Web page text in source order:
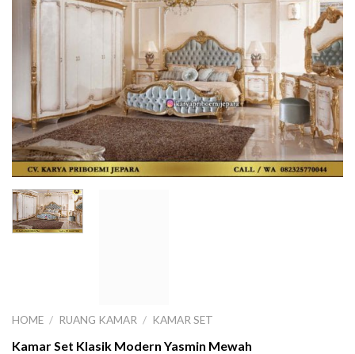
HOME / RUANG KAMAR / KAMAR SET
Kamar Set Klasik Modern Yasmin Mewah